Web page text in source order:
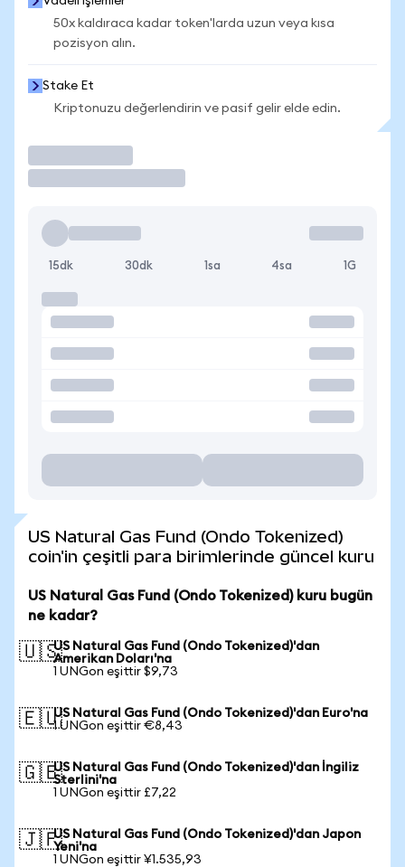
50x kaldıraca kadar token'larda uzun veya kısa
pozisyon alın.
Stake Et
Kriptonuzu değerlendirin ve pasif gelir elde edin.
15dk 30dk 1sa 4sa 1G
US Natural Gas Fund (Ondo Tokenized)
coin'in çeşitli para birimlerinde güncel kuru
US Natural Gas Fund (Ondo Tokenized) kuru bugün
ne kadar?
🇺🇸US Natural Gas Fund (Ondo Tokenized)'dan
Amerikan Doları'na
1 UNGon eşittir $9,73
🇪🇺US Natural Gas Fund (Ondo Tokenized)'dan Euro'na
1 UNGon eşittir €8,43
🇬🇧US Natural Gas Fund (Ondo Tokenized)'dan İngiliz
Sterlini'na
1 UNGon eşittir £7,22
🇯🇵US Natural Gas Fund (Ondo Tokenized)'dan Japon
Yeni'na
1 UNGon eşittir ¥1.535,93